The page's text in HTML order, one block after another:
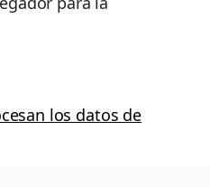
los datos de